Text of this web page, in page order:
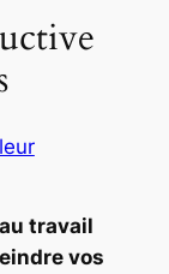
travail
vos